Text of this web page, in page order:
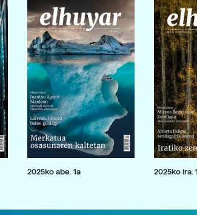
2025ko abe. 1a 2025ko ira.